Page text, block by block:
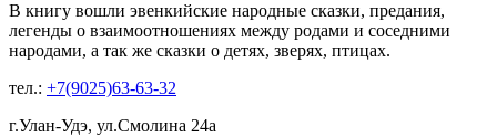
В книгу вошли эвенкийские народные сказки, предания,
легенды о взаимоотношениях между родами и соседними
народами, а так же сказки о детях, зверях, птицах.
тел.: +7(9025)63-63-32
г.Улан-Удэ, ул.Смолина 24а